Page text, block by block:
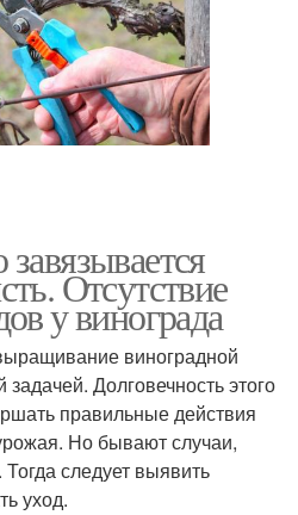
Отсутствие
у винограда
виноградной
Долговечность этого
правильные действия
Но бывают случаи,
Тогда следует выявить
уход.